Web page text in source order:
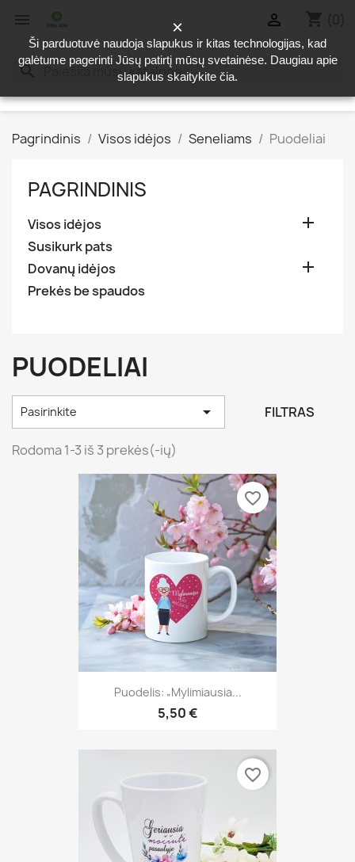
 shopping_cart (0)

search
Pagrindinis Visos idėjos Seneliams Puodeliai
PAGRINDINIS
Visos idėjos 
Susikurk pats
Dovanų idėjos

Prekės be spaudos
PUODELIAI
Pasirinkite  FILTRAS
Rodoma 1-3 iš 3 prekės(-ių)
Puodelis: „Mylimiausia...
5,50 €
favorite_border
favorite_border
Ši parduotuvė naudoja slapukus ir kitas technologijas, kad
galėtume pagerinti Jūsų patirtį mūsų svetainėse. Daugiau apie
slapukus skaitykite čia.
×